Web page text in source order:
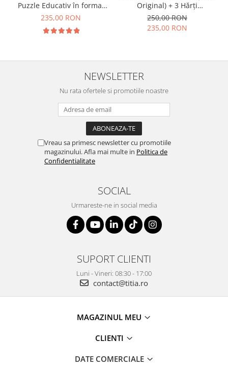
Puzzle Educativ în format
mare - Țări, Relief, Steaguri
235,00 RON
Original) + 3 Hărți
Suplimentare
250,00 RON
235,00 RON
NEWSLETTER
Nu rata ofertele si promotiile noastre
Vreau sa primesc newsletter cu promotiile
magazinului. Afla mai multe in Politica de
Confidentialitate
SOCIAL
Urmareste-ne in social media
SUPORT CLIENTI
Luni - Vineri: 08:30 - 17:00
contact@titia.ro
MAGAZINUL MEU
CLIENTI
DATE COMERCIALE